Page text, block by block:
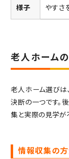
様子
やすさ
老人ホーム
老人ホーム選びは
決断の一つです。
集と実際の見学が
情報収集の